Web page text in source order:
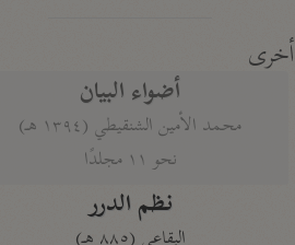
أخرى
أضواء البيان
محمد الأمين الشنقيطي (١٣٩٤ هـ)
نحو ١١ مجلدًا
نظم الدرر